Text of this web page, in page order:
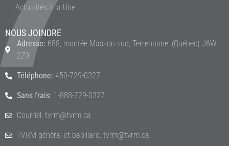
Actualités à la Une
NOUS JOINDRE
Adresse: 688, montée Masson sud, Terrebonne, (Québec) J6W
2Z9
Téléphone: 450-729-0327
Sans frais: 1-888-729-0327
Courriel: tvrm@tvrm.ca
TVRM général et babillard: tvrm@tvrm.ca